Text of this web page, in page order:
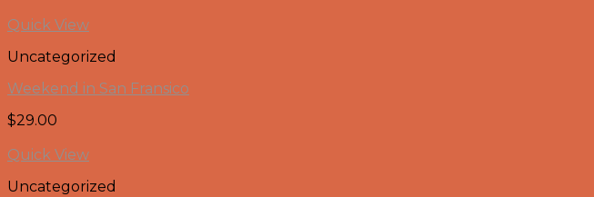
Quick View
Uncategorized
Weekend in San Fransico
$29.00
Quick View
Uncategorized